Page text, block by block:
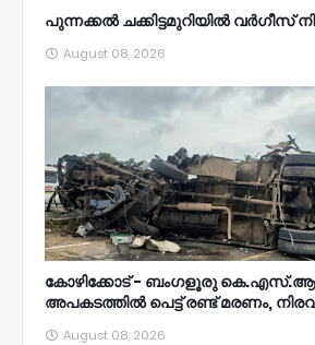
പുന്നക്കൽ ചക്കിട്ടമുറിയിൽ വർഗീസ്
August 08, 2026
കോഴിക്കോട് - ബംഗളൂരു
അപകടത്തിൽ പെട്ട് രണ്ട് മരണം,
August 08, 2026